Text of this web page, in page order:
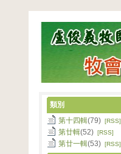
類別
第十四輯(79) [RSS]
第廿輯(52) [RSS]
第廿一輯(53) [RSS]